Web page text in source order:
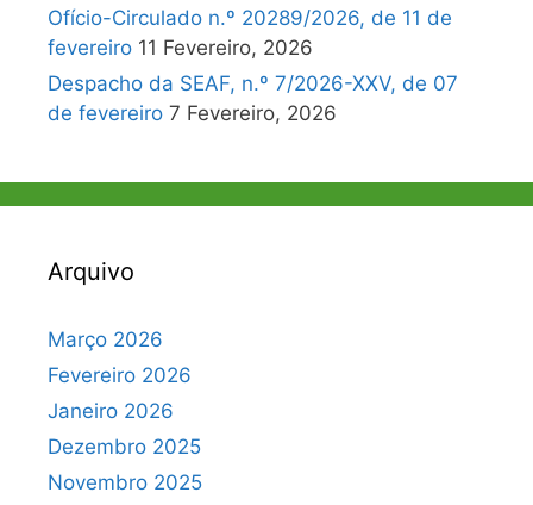
Ofício-Circulado n.º 20289/2026, de 11 de
fevereiro 11 Fevereiro, 2026
Despacho da SEAF, n.º 7/2026-XXV, de 07
de fevereiro 7 Fevereiro, 2026
Arquivo
Março 2026
Fevereiro 2026
Janeiro 2026
Dezembro 2025
Novembro 2025